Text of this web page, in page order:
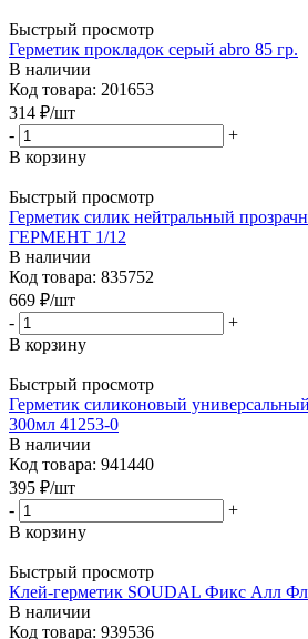
Быстрый просмотр
Герметик прокладок серый abro 85 гр.
В наличии
Код товара: 201653
314 ₽/шт
-
+
В корзину
Быстрый просмотр
Герметик силик нейтральный
ГЕРМЕНТ 1/12
В наличии
Код товара: 835752
669 ₽/шт
-
+
В корзину
Быстрый просмотр
Герметик силиконовый
300мл 41253-0
В наличии
Код товара: 941440
395 ₽/шт
-
+
В корзину
Быстрый просмотр
Клей-герметик SOUDAL Фикс Алл
В наличии
Код товара: 939536